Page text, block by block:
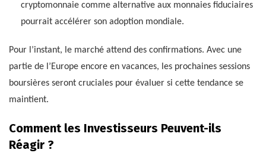
cryptomonnaie comme alternative aux monnaies fiduciaires
pourrait accélérer son adoption mondiale.
Pour l’instant, le marché attend des confirmations. Avec une
partie de l’Europe encore en vacances, les prochaines sessions
boursières seront cruciales pour évaluer si cette tendance se
maintient.
Comment les Investisseurs Peuvent-ils
Réagir ?